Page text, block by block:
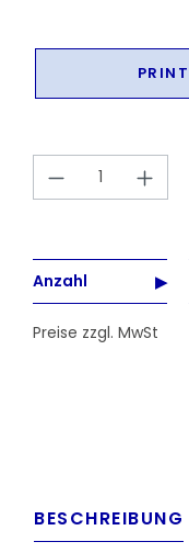
PRINT
Produkt
Anzahl
Preise zzgl. MwSt
BESCHREIBUNG